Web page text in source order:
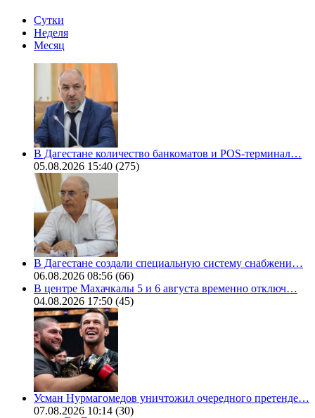
Сутки
Неделя
Месяц
В Дагестане количество банкоматов и POS-терминал…
05.08.2026 15:40 (275)
В Дагестане создали специальную систему снабжени…
06.08.2026 08:56 (66)
В центре Махачкалы 5 и 6 августа временно отключ…
04.08.2026 17:50 (45)
Усман Нурмагомедов уничтожил очередного претенде…
07.08.2026 10:14 (30)